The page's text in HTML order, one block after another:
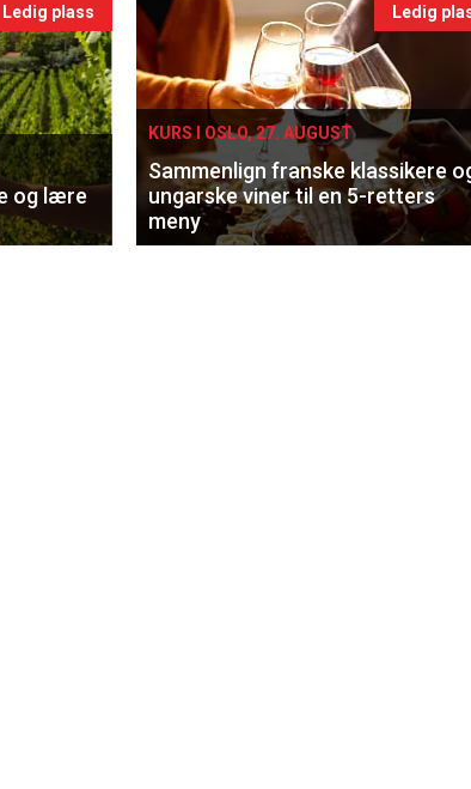
Ledig plass
og lære
Ledig
KURS I OSLO, 27. AUGUST
Sammenlign franske klassikere
ungarske viner til en 5-retters
meny